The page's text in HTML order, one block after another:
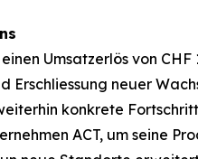
Umsatzerlös von
Erschliessung neuer
konkrete
ACT, um seine